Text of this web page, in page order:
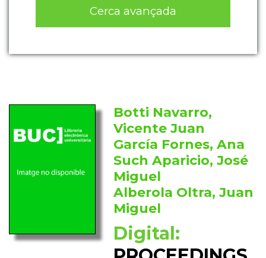
Cerca avançada
Botti Navarro,
Vicente Juan
García Fornes, Ana
Such Aparicio, José
Miguel
Alberola Oltra, Juan
Miguel
Digital: